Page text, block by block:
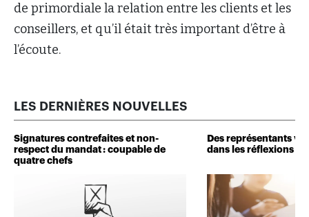
de primordiale la relation entre les clients et les
conseillers, et qu’il était très important d’être à
l’écoute.
LES DERNIÈRES NOUVELLES
Signatures contrefaites et non-
respect du mandat : coupable de
quatre chefs
Des représentants
dans les réflexions de